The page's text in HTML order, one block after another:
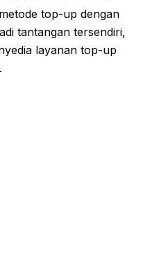
top-up dengan
tantangan tersendiri,
layanan top-up